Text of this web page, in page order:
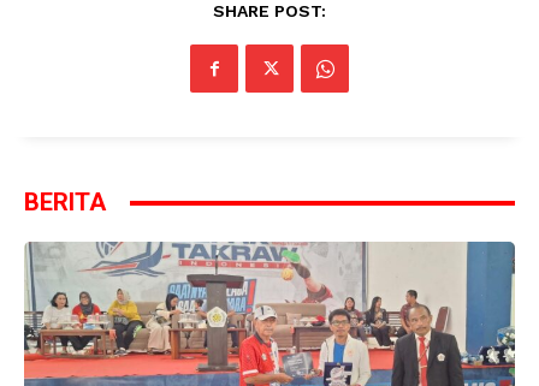
SHARE POST:
BERITA